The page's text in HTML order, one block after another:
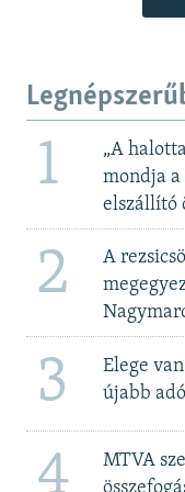
1
„A
mondja
elszállító
2
A
3
Elege
újabb
4
MTVA